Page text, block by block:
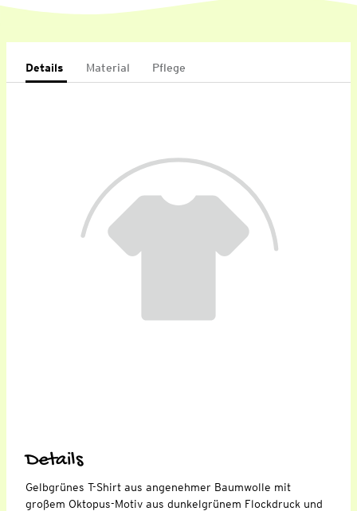
Details Material Pflege
Details
Gelbgrünes T-Shirt aus angenehmer Baumwolle mit
großem Oktopus-Motiv aus dunkelgrünem Flockdruck und